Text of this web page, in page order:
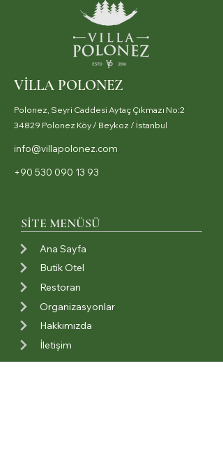
VİLLA POLONEZ
Polonez, Seyri Caddesi Aytaç Çıkmazı No:2
34829 Polonez Köy / Beykoz / İstanbul
info@villapolonez.com
+90 530 090 13 93
SİTE MENÜSÜ
Ana Sayfa
Butik Otel
Restoran
Organizasyonlar
Hakkımızda
İletişim